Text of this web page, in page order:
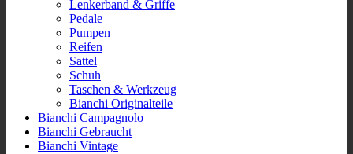
Lenkerband & Griffe
Pedale
Pumpen
Reifen
Sattel
Schuh
Taschen & Werkzeug
Bianchi Originalteile
Bianchi Campagnolo
Bianchi Gebraucht
Bianchi Vintage